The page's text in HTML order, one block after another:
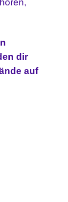
dir
auf